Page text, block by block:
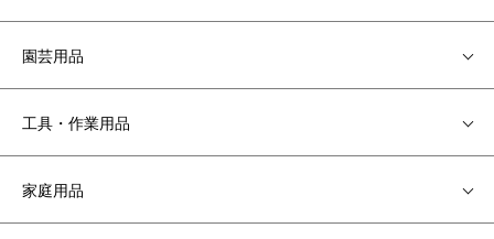
園芸用品
工具・作業用品
家庭用品